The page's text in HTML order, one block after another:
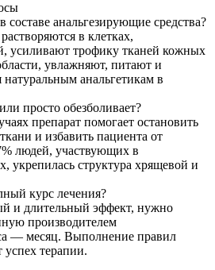
анальгезирующие средства?
в клетках,
усиливают трофику тканей кожных
увлажняют, питают и
натуральным анальгетикам в
просто обезболивает?
препарат помогает остановить
и избавить пациента от
людей, участвующих в
укрепилась структура хрящевой и
курс лечения?
и длительный эффект, нужно
производителем
— месяц. Выполнение правил
успех терапии.